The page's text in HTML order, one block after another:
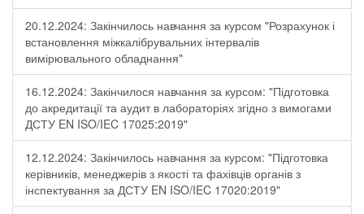
20.12.2024: Закінчилось навчання за курсом "Розрахунок і
встановлення міжкалібрувальних інтервалів
вимірювального обладнання"
16.12.2024: Закінчилося навчання за курсом: "Підготовка
до акредитації та аудит в лабораторіях згідно з вимогами
ДСТУ EN ISO/IEC 17025:2019"
12.12.2024: Закінчилось навчання за курсом: "Підготовка
керівників, менеджерів з якості та фахівців органів з
інспектування за ДСТУ EN ISO/IEC 17020:2019"